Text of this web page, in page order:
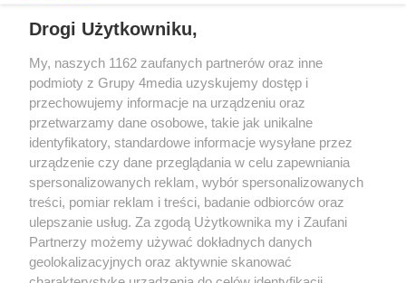
Redakcja Reklama Prywatność
Praca Łódź
the:protocol
Drogi Użytkowniku,
My, naszych 1162 zaufanych partnerów oraz inne
podmioty z Grupy 4media uzyskujemy dostęp i
przechowujemy informacje na urządzeniu oraz
przetwarzamy dane osobowe, takie jak unikalne
identyfikatory, standardowe informacje wysyłane przez
urządzenie czy dane przeglądania w celu zapewniania
spersonalizowanych reklam, wybór spersonalizowanych
treści, pomiar reklam i treści, badanie odbiorców oraz
ulepszanie usług. Za zgodą Użytkownika my i Zaufani
Partnerzy możemy używać dokładnych danych
geolokalizacyjnych oraz aktywnie skanować